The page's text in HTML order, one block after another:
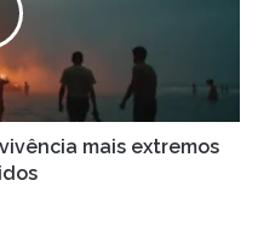
mais extremos